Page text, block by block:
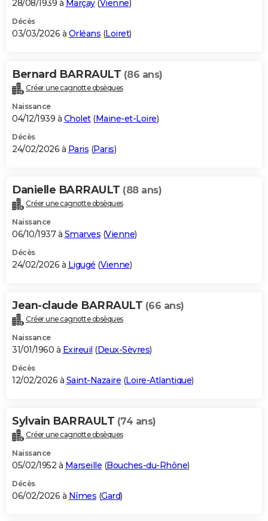
28/08/1939 à Marçay(Vienne)
Décès
03/03/2026 à Orléans (Loiret)
Bernard BARRAULT (86 ans)
Créer une cagnotte obsèques
Naissance
04/12/1939 à Cholet(Maine-et-Loire)
Décès
24/02/2026 à Paris (Paris)
Danielle BARRAULT (88 ans)
Créer une cagnotte obsèques
Naissance
06/10/1937 à Smarves (Vienne)
Décès
24/02/2026 à Ligugé (Vienne)
Jean-claude BARRAULT (66 ans)
Créer une cagnotte obsèques
Naissance
31/01/1960 à Exireuil (Deux-Sèvres)
Décès
12/02/2026 à Saint-Nazaire (Loire-Atlantique)
Sylvain BARRAULT (74 ans)
Créer une cagnotte obsèques
Naissance
05/02/1952 à Marseille (Bouches-du-Rhône)
Décès
06/02/2026 à Nîmes (Gard)